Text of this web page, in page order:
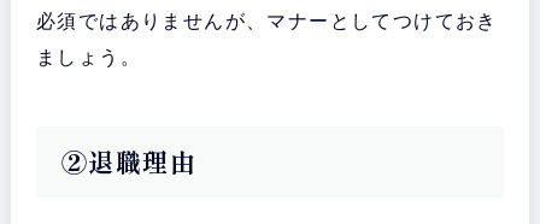
必須ではありませんが、マナーとしてつけておき
ましょう。
②退職理由